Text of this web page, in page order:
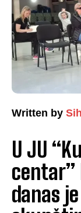
Written by
U JU
centar”
danas